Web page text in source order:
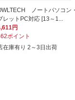
ノートパソコン
レットPC対応 [13～1...
円
ポイント
在庫有り 2～3日出荷